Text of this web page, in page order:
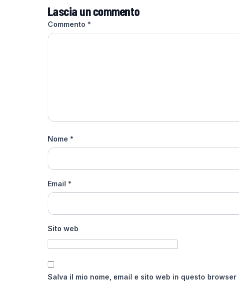
Lascia un commento
Commento *
Nome *
Email *
Sito web
Salva il mio nome, email e sito web in questo